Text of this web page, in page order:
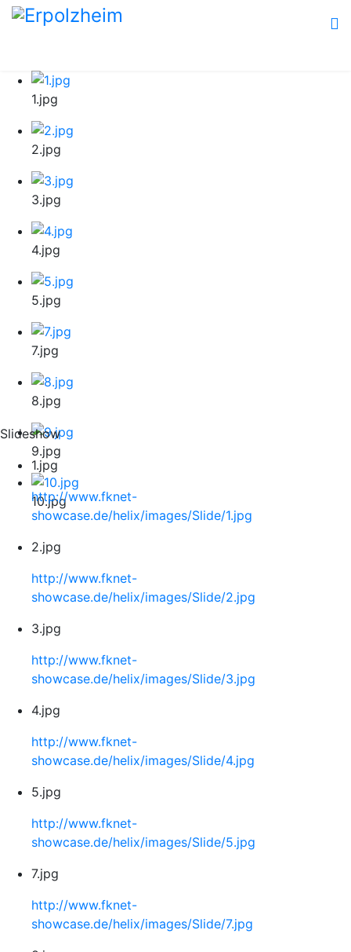
1.jpg
2.jpg
3.jpg
4.jpg
5.jpg
7.jpg
8.jpg
9.jpg
10.jpg
Slideshow
1.jpg
http://www.fknet-
showcase.de/helix/images/Slide/1.jpg
2.jpg
http://www.fknet-
showcase.de/helix/images/Slide/2.jpg
3.jpg
http://www.fknet-
showcase.de/helix/images/Slide/3.jpg
4.jpg
http://www.fknet-
showcase.de/helix/images/Slide/4.jpg
5.jpg
http://www.fknet-
showcase.de/helix/images/Slide/5.jpg
7.jpg
http://www.fknet-
showcase.de/helix/images/Slide/7.jpg